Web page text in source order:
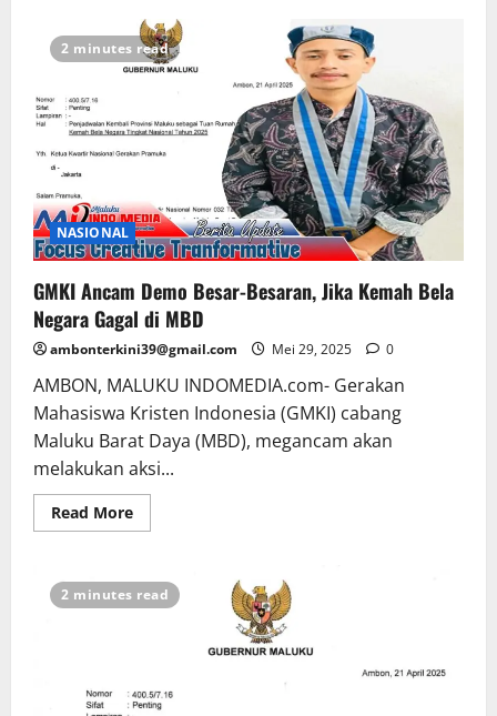
2 minutes read
NASIONAL
GMKI Ancam Demo Besar-Besaran, Jika Kemah Bela
Negara Gagal di MBD
ambonterkini39@gmail.com Mei 29, 2025 0
AMBON, MALUKU INDOMEDIA.com- Gerakan
Mahasiswa Kristen Indonesia (GMKI) cabang
Maluku Barat Daya (MBD), megancam akan
melakukan aksi...
Read More
2 minutes read